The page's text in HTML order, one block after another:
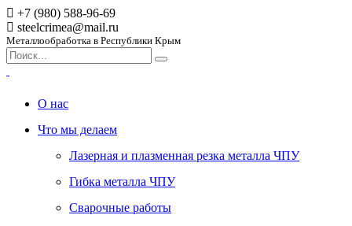
+7 (980) 588-96-69
steelcrimea@mail.ru
Металлообработка в Республики Крым
О нас
Что мы делаем
Лазерная и плазменная резка металла ЧПУ
Гибка металла ЧПУ
Сварочные работы